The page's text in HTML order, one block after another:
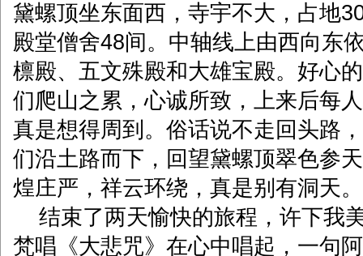
黛螺顶坐东面西，寺宇不大，占地
殿堂僧舍48间。中轴线上由西向东
檩殿、五文殊殿和大雄宝殿。好心
们爬山之累，心诚所致，上来后每
真是想得周到。俗话说不走回头路
们沿土路而下，回望黛螺顶翠色参
煌庄严，祥云环绕，真是别有洞天。
结束了两天愉快的旅程，许下我
梵唱《大悲咒》在心中唱起，一句